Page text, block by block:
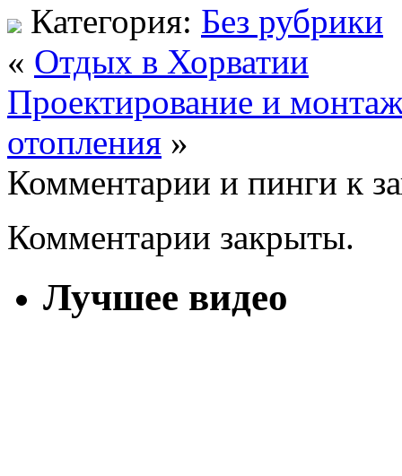
Категория: Без рубрики
« Отдых в Хорватии
Проектирование и
отопления »
Комментарии и пинги к
Комментарии закрыты.
Лучшее видео